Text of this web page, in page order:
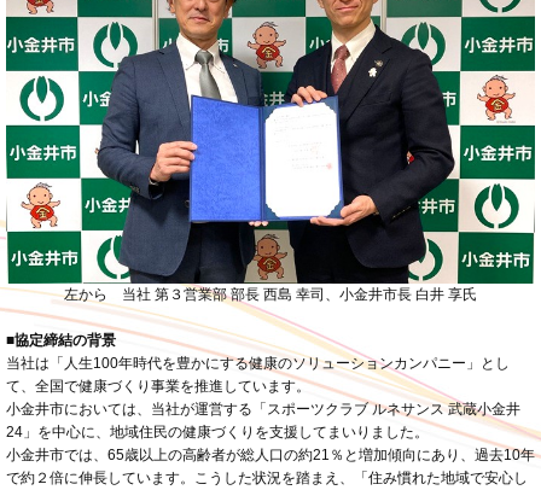
左から 当社 第３営業部 部長 西島 幸司、小金井市長 白井 享氏
■協定締結の背景
当社は「人生100年時代を豊かにする健康のソリューションカンパニー」とし
て、全国で健康づくり事業を推進しています。
小金井市においては、当社が運営する「スポーツクラブ ルネサンス 武蔵小金井
24」を中心に、地域住民の健康づくりを支援してまいりました。
小金井市では、65歳以上の高齢者が総人口の約21％と増加傾向にあり、過去10年
で約２倍に伸長しています。こうした状況を踏まえ、「住み慣れた地域で安心し